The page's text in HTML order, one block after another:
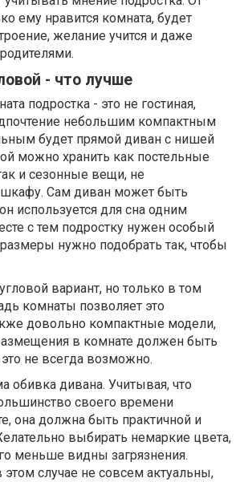
ему нравится комната, будет
желание учится и даже
- что лучше
подростка - это не гостиная,
небольшим компактным
будет прямой диван с нишей
можно хранить как постельные
и сезонные вещи, не
Сам диван может быть
используется для сна одним
с тем подростку нужен особый
нужно подобрать так, чтобы
вариант, но только в том
комнаты позволяет это
довольно компактные модели,
в комнате должен быть
не всегда возможно.
обивка дивана. Учитывая, что
своего времени
она должна быть практичной и
выбирать немаркие цвета,
меньше видны загрязнения.
случае не совсем актуальны,